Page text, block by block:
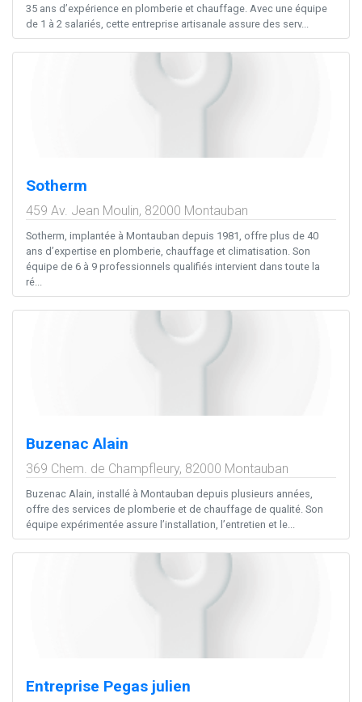
35 ans d’expérience en plomberie et chauffage. Avec une équipe
de 1 à 2 salariés, cette entreprise artisanale assure des serv...
Sotherm
459 Av. Jean Moulin, 82000 Montauban
Sotherm, implantée à Montauban depuis 1981, offre plus de 40
ans d’expertise en plomberie, chauffage et climatisation. Son
équipe de 6 à 9 professionnels qualifiés intervient dans toute la
ré...
Buzenac Alain
369 Chem. de Champfleury, 82000 Montauban
Buzenac Alain, installé à Montauban depuis plusieurs années,
offre des services de plomberie et de chauffage de qualité. Son
équipe expérimentée assure l’installation, l’entretien et le...
Entreprise Pegas julien